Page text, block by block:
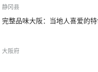
静冈县
完整品味大阪：当地人喜爱的
大阪府